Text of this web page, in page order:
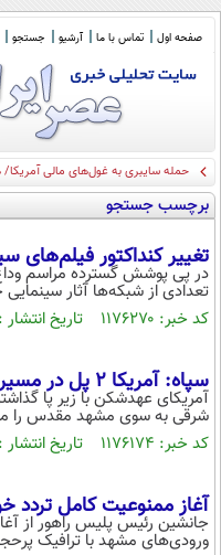
صفحه اول تماس با ما آرشیو جستجو
حمله سایبری به غول‌های مالی آمریکا/
برچسب جستجو
تغییر کنداکتور فیلم‌های
در پی پوشش گسترده مراسم
تعدادی از شبکه‌ها آثار
کد خبر: ۱۱۷۶۲۷۰ تاریخ انتشار : ۱۴۰۵/۰۴/۱۸
سپاه: آمریکا 2 پل در مسیر مشهد را هدف قرار داد/ 2 پایگاه آمریکا در کویت و بحرین را در هم کوبیدیم/ تجلیل از مردم عراق
آمریکای عهدشکن با زیر پا
شرقی به سوی مشهد مقدس را
کد خبر: ۱۱۷۶۱۷۴ تاریخ انتشار : ۱۴۰۵/۰۴/۱۸
آغاز ممنوعیت کامل تردد خودروها در
ورودی‌های مشهد با ترافیک